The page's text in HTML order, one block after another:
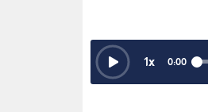
0:00
1x